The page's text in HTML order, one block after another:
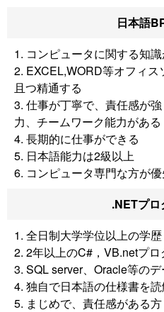
日本語
1. コンピュータに関する知
2. EXCEL,WORD等オフィス
且つ精通する
3. 仕事が丁寧で、責任感が
力、チームワーク能力がある
4. 長期的に仕事ができる
5. 日本語能力は2級以上
6. コンピュータ専門な方が
.NETプ
1. 全日制大学学位以上の学歴
2. 2年以上のC#，VB.netプ
3. SQL server、Oracle等の
4. 独自で日本語の仕様書を
5. まじめで、責任感がある方